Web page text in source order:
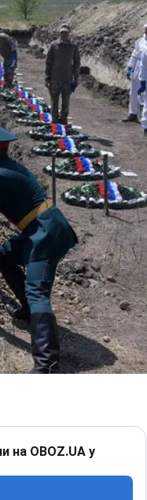
на OBOZ.UA у